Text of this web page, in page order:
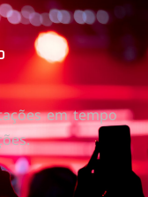
em tempo